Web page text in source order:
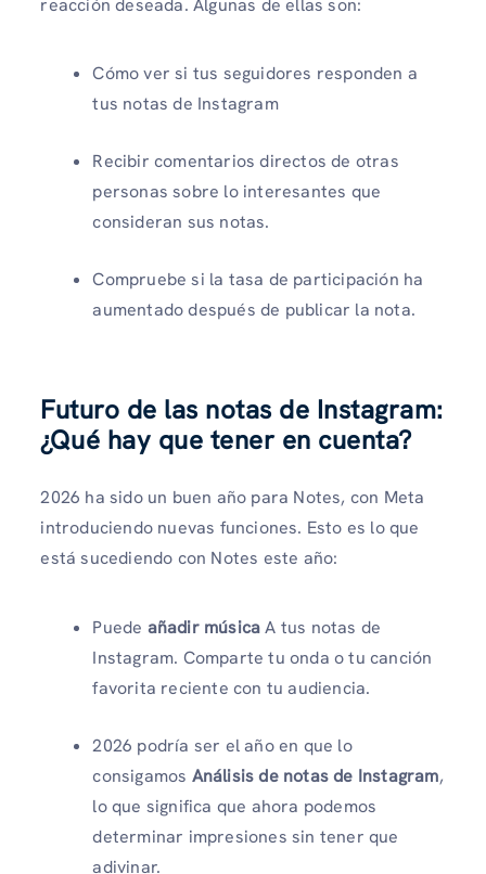
reacción deseada. Algunas de ellas son:
Cómo ver si tus seguidores responden a
tus notas de Instagram
Recibir comentarios directos de otras
personas sobre lo interesantes que
consideran sus notas.
Compruebe si la tasa de participación ha
aumentado después de publicar la nota.
Futuro de las notas de Instagram:
¿Qué hay que tener en cuenta?
2026 ha sido un buen año para Notes, con Meta
introduciendo nuevas funciones. Esto es lo que
está sucediendo con Notes este año:
Puede añadir músicaA tus notas de
Instagram. Comparte tu onda o tu canción
favorita reciente con tu audiencia.
2026 podría ser el año en que lo
consigamos Análisis de notas de Instagram,
lo que significa que ahora podemos
determinar impresiones sin tener que
adivinar.